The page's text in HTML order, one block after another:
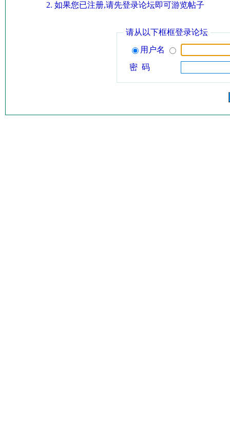
如果您已注册,请先登录论坛即可游览帖子
请从以下框框登录论坛
用户名
密 码